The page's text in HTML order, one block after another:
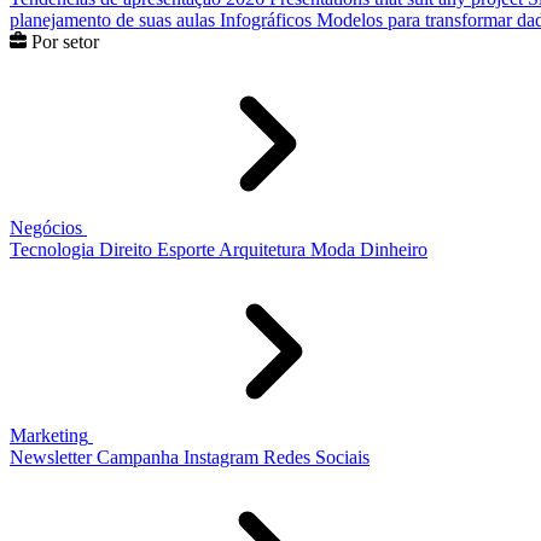
planejamento de suas aulas Infográficos Modelos para transformar
Por setor
Negócios
Tecnologia Direito Esporte Arquitetura Moda Dinheiro
Marketing
Newsletter Campanha Instagram Redes Sociais